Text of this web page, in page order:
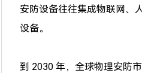
安防设备往往集成物联网、
设备。
到 2030 年，全球物理安防